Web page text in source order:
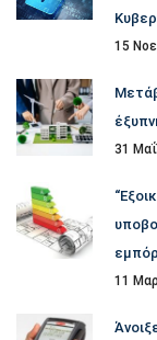
15
31
11